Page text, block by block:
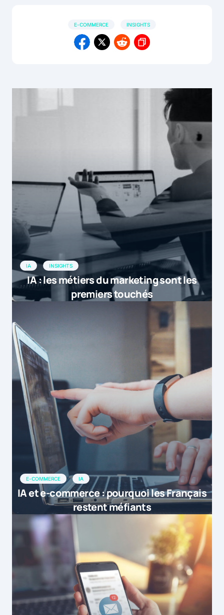
E-COMMERCE INSIGHTS
IA INSIGHTS
IA : les métiers du marketing sont les
premiers touchés
E-COMMERCE IA
IA et e-commerce : pourquoi les Français
restent méfiants